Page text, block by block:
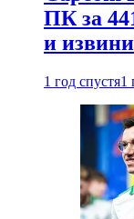
ПК за
и
1 год спустя1